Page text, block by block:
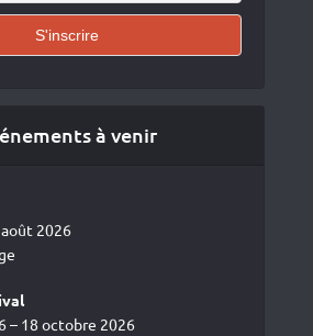
à venir
2026
– 18 octobre 2026